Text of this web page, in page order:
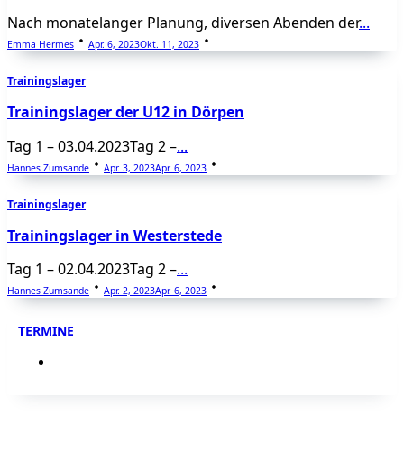
Nach monatelanger Planung, diversen Abenden der...
Emma Hermes Apr. 6, 2023Okt. 11, 2023
Trainingslager
Trainingslager der U12 in Dörpen
Tag 1 – 03.04.2023Tag 2 –...
Hannes Zumsande Apr. 3, 2023Apr. 6, 2023
Trainingslager
Trainingslager in Westerstede
Tag 1 – 02.04.2023Tag 2 –...
Hannes Zumsande Apr. 2, 2023Apr. 6, 2023
TERMINE